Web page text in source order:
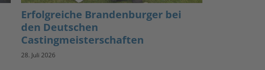
Erfolgreiche Brandenburger bei
den Deutschen
Castingmeisterschaften
28. Juli 2026